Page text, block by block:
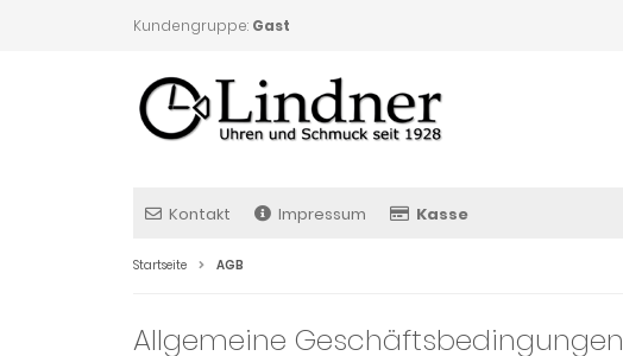
Kundengruppe: Gast
Kontakt Impressum Kasse
Startseite AGB
Allgemeine Geschäftsbedingungen